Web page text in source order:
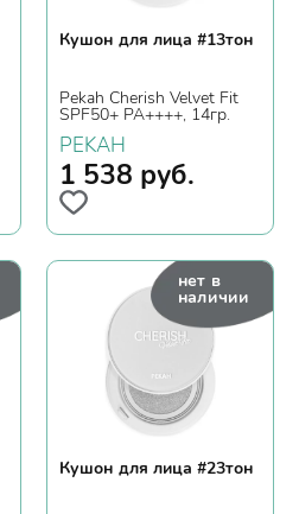
Кушон для лица #13тон
Pekah Cherish Velvet Fit
SPF50+ PA++++, 14гр.
PEKAH
1 538 руб.
нет в
наличии
Кушон для лица #23тон